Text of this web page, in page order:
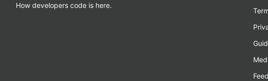
How developers code is here.